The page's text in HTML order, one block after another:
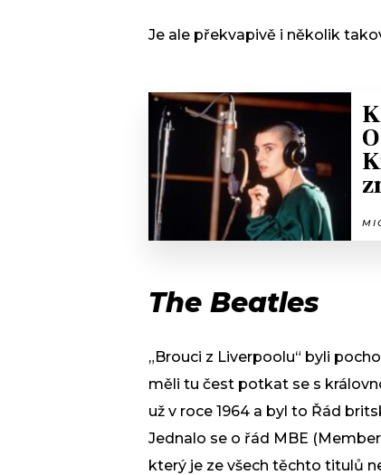
Je ale překvapivě i několik
The Beatles
„Brouci z Liverpoolu“ byli
měli tu čest potkat se s
už v roce 1964 a byl to Řád
Jednalo se o řád MBE
který je ze všech těchto titulů